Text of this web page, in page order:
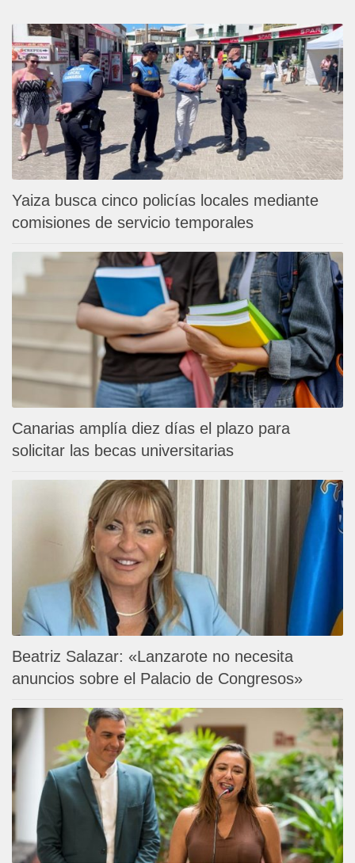
Yaiza busca cinco policías locales mediante
comisiones de servicio temporales
Canarias amplía diez días el plazo para
solicitar las becas universitarias
Beatriz Salazar: «Lanzarote no necesita
anuncios sobre el Palacio de Congresos»